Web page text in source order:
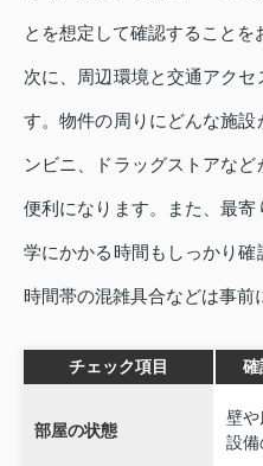
とを想定して確認することを
次に、周辺環境と交通アク
す。物件の周りにどんな施
ンビニ、ドラッグストアな
便利になります。また、最
学にかかる時間もしっかり
時間帯の混雑具合などは事前
チェック項目 確
部屋の状態
壁や
設備